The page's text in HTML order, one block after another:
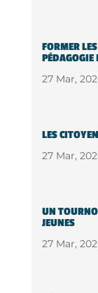
FORMER
27 Mar,
LES
27 Mar,
UN
JEUNES
27 Mar,